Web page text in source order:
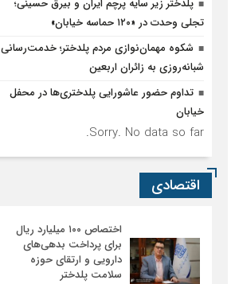
پلدختر زیر سایه پرچم ایران و بیرق حسینی؛
تجلی وحدت در «۱۲۰ حماسه خیابان»
شکوه مهمان‌نوازی مردم پلدختر؛ خدمت‌رسانی
شبانه‌روزی به زائران اربعین
تداوم حضور عاشورایی پلدختری‌ها در محفل
خیابان
Sorry. No data so far.
اقتصادی
اختصاص ۱۰۰ میلیارد ریال
برای پرداخت بدهی‌های
دارویی و ارتقای حوزه
سلامت پلدختر